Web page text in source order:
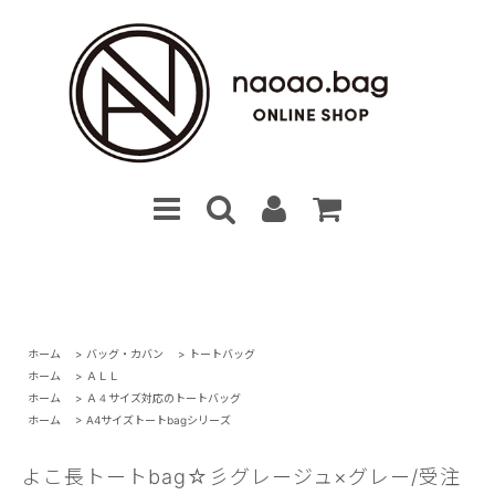
ホーム > バッグ・カバン > トートバッグ
ホーム
> ＡＬＬ
ホーム
> Ａ４サイズ対応のトートバッグ
ホーム
> A4サイズトートbagシリーズ
よこ長トートbag☆彡グレージュ×グレー/受注